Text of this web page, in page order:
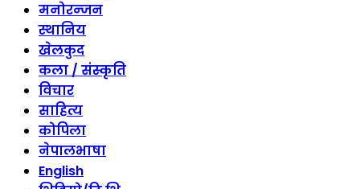
मनोरन्जन
स्थानिय
खेलकुद
कला / संस्कृति
विचार
साहित्य
कोपिला
नेपालभाषा
English